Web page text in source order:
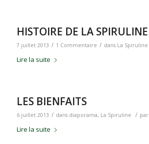
HISTOIRE DE LA SPIRULINE
7 juillet 2013 / 1 Commentaire / dans La Spiruline
Lire la suite
LES BIENFAITS
6 juillet 2013 / dans diaporama, La Spiruline / par
Lire la suite